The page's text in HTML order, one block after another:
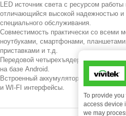
LED источник света с ресурсом
отличающийся высокой надежностью
специального обслуживания.
Совместимость практически со всеми
ноутбуками, смартфонами,
приставками и т.д.
Передовой четырехъядерный
на базе Android.
Встроенный аккумулятор на 12000 мАч,
и WI-FI интерфейсы.
To provide
access device
we may